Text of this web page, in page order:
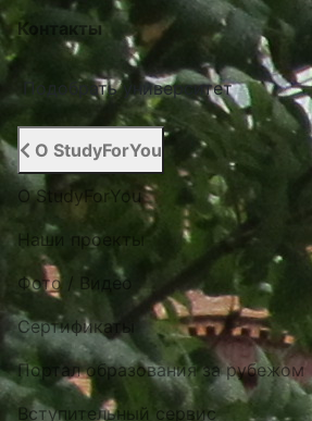
Контакты
Подобрать университет
О StudyForYou
О StudyForYou
Наши проекты
Фото / Видео
Cертификаты
Портал образования за рубежом
Вступительный сервис